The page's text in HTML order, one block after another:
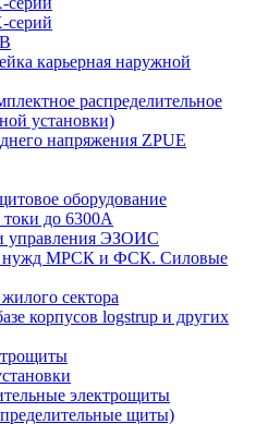
карьерная наружной
распределительное
установки)
напряжения ZPUE
оборудование
до 6300А
управления ЭЗОИС
нужд МРСК и ФСК. Силовые
сектора
корпусов logstrup и других
электрощиты
щиты)